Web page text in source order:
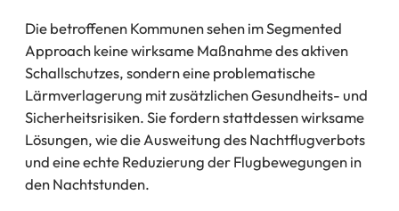
Die betroffenen Kommunen sehen im Segmented
Approach keine wirksame Maßnahme des aktiven
Schallschutzes, sondern eine problematische
Lärmverlagerung mit zusätzlichen Gesundheits- und
Sicherheitsrisiken. Sie fordern stattdessen wirksame
Lösungen, wie die Ausweitung des Nachtflugverbots
und eine echte Reduzierung der Flugbewegungen in
den Nachtstunden.